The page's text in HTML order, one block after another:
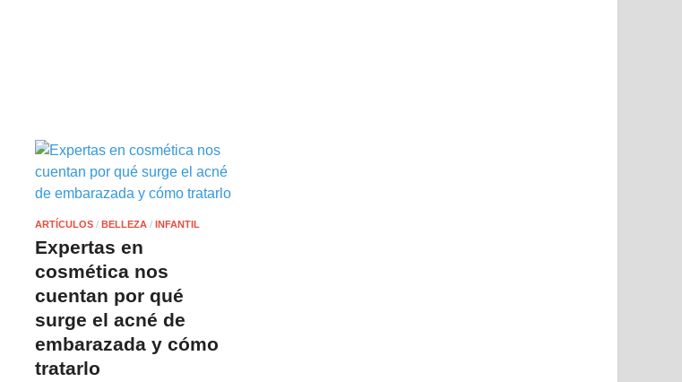
ARTÍCULOS / BELLEZA / INFANTIL
Expertas en
cosmética nos
cuentan por qué
surge el acné de
embarazada y cómo
tratarlo